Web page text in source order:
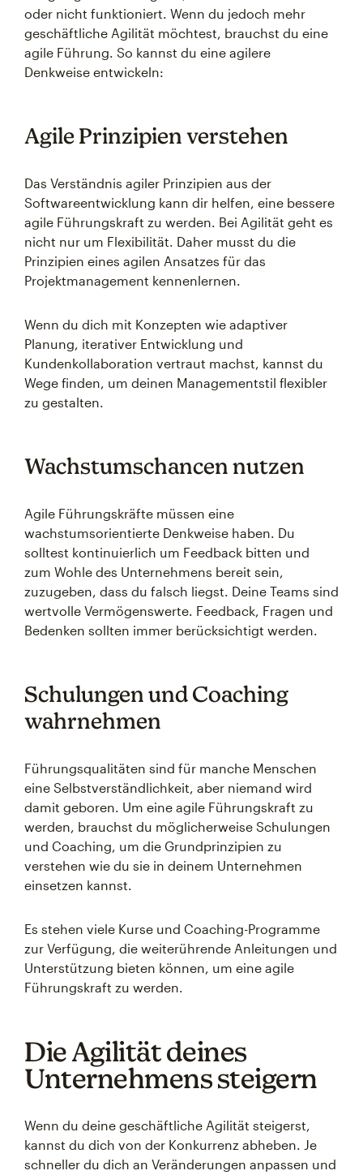
oder nicht funktioniert. Wenn du jedoch mehr
geschäftliche Agilität möchtest, brauchst du eine
agile Führung. So kannst du eine agilere
Denkweise entwickeln:
Agile Prinzipien verstehen
Das Verständnis agiler Prinzipien aus der
Softwareentwicklung kann dir helfen, eine bessere
agile Führungskraft zu werden. Bei Agilität geht es
nicht nur um Flexibilität. Daher musst du die
Prinzipien eines agilen Ansatzes für das
Projektmanagement kennenlernen.
Wenn du dich mit Konzepten wie adaptiver
Planung, iterativer Entwicklung und
Kundenkollaboration vertraut machst, kannst du
Wege finden, um deinen Managementstil flexibler
zu gestalten.
Wachstumschancen nutzen
Agile Führungskräfte müssen eine
wachstumsorientierte Denkweise haben. Du
solltest kontinuierlich um Feedback bitten und
zum Wohle des Unternehmens bereit sein,
zuzugeben, dass du falsch liegst. Deine Teams sind
wertvolle Vermögenswerte. Feedback, Fragen und
Bedenken sollten immer berücksichtigt werden.
Schulungen und Coaching
wahrnehmen
Führungsqualitäten sind für manche Menschen
eine Selbstverständlichkeit, aber niemand wird
damit geboren. Um eine agile Führungskraft zu
werden, brauchst du möglicherweise Schulungen
und Coaching, um die Grundprinzipien zu
verstehen wie du sie in deinem Unternehmen
einsetzen kannst.
Es stehen viele Kurse und Coaching-Programme
zur Verfügung, die weiterührende Anleitungen und
Unterstützung bieten können, um eine agile
Führungskraft zu werden.
Die Agilität deines
Unternehmens steigern
Wenn du deine geschäftliche Agilität steigerst,
kannst du dich von der Konkurrenz abheben. Je
schneller du dich an Veränderungen anpassen und